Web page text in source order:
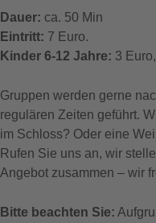
Dauer: ca. 50 Min
Eintritt: 7 Euro.
Kinder 6-12 Jahre: 3
Gruppen werden gerne
regulären Zeiten geführt.
im Schloss? Oder eine
Rufen Sie uns an, wir
Angebot zusammen – wir
Bitte beachten Sie: